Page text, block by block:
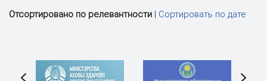
Отсортировано по релевантности | Сортировать по дате